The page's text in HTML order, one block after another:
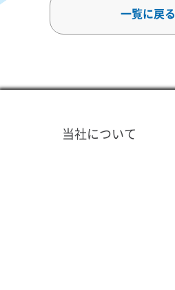
一覧に戻る
当社について